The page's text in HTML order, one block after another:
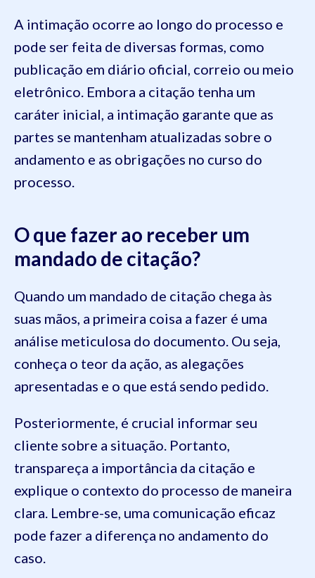
A intimação ocorre ao longo do processo e
pode ser feita de diversas formas, como
publicação em diário oficial, correio ou meio
eletrônico. Embora a citação tenha um
caráter inicial, a intimação garante que as
partes se mantenham atualizadas sobre o
andamento e as obrigações no curso do
processo.
O que fazer ao receber um
mandado de citação?
Quando um mandado de citação chega às
suas mãos, a primeira coisa a fazer é uma
análise meticulosa do documento. Ou seja,
conheça o teor da ação, as alegações
apresentadas e o que está sendo pedido.
Posteriormente, é crucial informar seu
cliente sobre a situação. Portanto,
transpareça a importância da citação e
explique o contexto do processo de maneira
clara. Lembre-se, uma comunicação eficaz
pode fazer a diferença no andamento do
caso.